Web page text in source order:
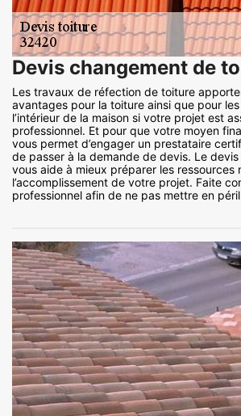
Devis changement de
Les travaux de réfection de toiture
avantages pour la toiture ainsi que pour
l’intérieur de la maison si votre projet est
professionnel. Et pour que votre moyen
vous permet d’engager un prestataire
de passer à la demande de devis. Le devis
vous aide à mieux préparer les ressources
l’accomplissement de votre projet. Faite
professionnel afin de ne pas mettre en